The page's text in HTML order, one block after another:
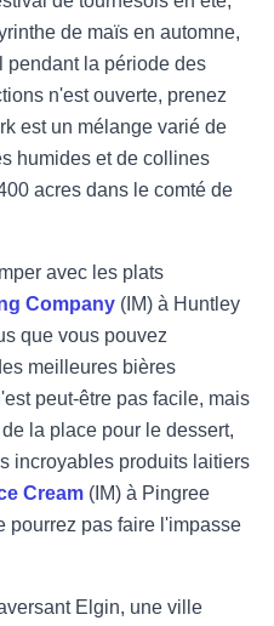
de maïs en automne,
pendant la période des
n'est ouverte, prenez
est un mélange varié de
humides et de collines
acres dans le comté de
avec les plats
Company (IM) à Huntley
que vous pouvez
meilleures bières
peut-être pas facile, mais
la place pour le dessert,
incroyables produits laitiers
Cream (IM) à Pingree
pourrez pas faire l'impasse
Elgin, une ville